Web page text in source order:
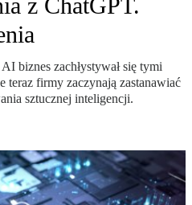
biznes zachłystywał się tymi
teraz firmy zaczynają zastanawiać
sztucznej inteligencji.